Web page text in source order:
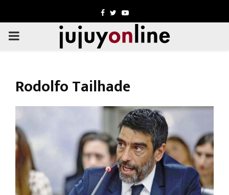
Facebook
TwitterYoutube
PRIMARY
Rodolfo Tailhade